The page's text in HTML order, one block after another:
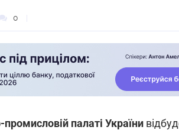
0
промисловій палаті України